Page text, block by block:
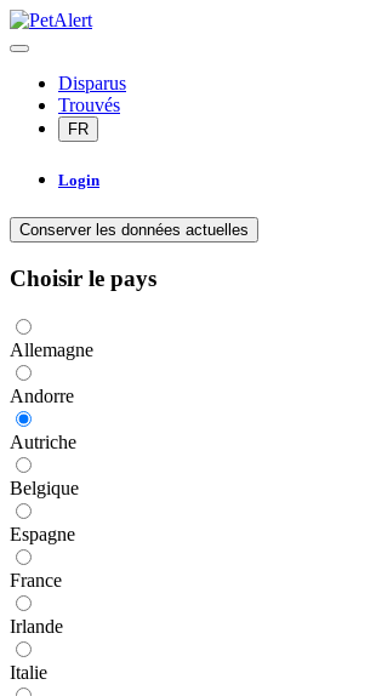
Disparus
Trouvés
FR
Login
Conserver les données actuelles
Choisir le pays
Allemagne
Andorre
Autriche
Belgique
Espagne
France
Irlande
Italie